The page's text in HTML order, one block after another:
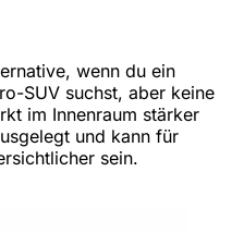
wenn du ein
SUV suchst, aber keine
im Innenraum stärker
und kann für
sein.